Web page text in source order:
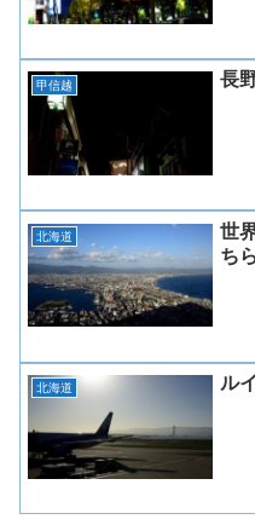
甲信越 長
北海道
世
ち
北海道 ル